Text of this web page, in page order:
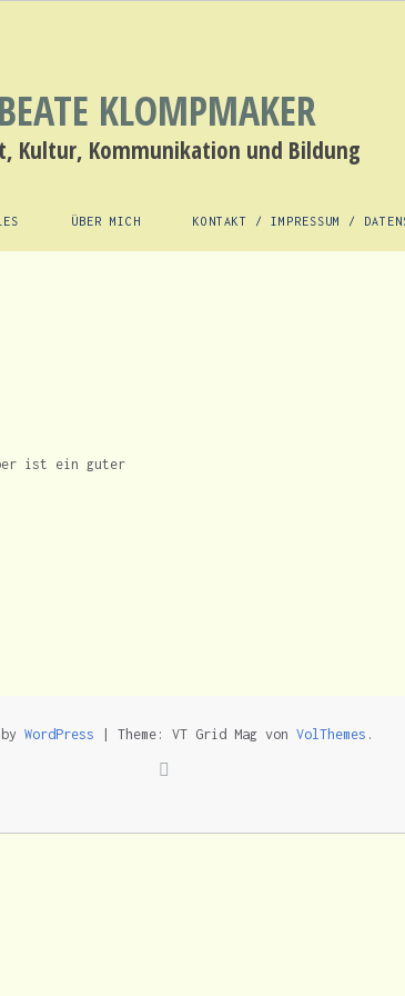
BEATE KLOMPMAKER
Kultur, Kommunikation und Bildung
ÜBER MICH KONTAKT / IMPRESSUM /
ist ein guter
WordPress Theme: VT Grid Mag von VolThemes .